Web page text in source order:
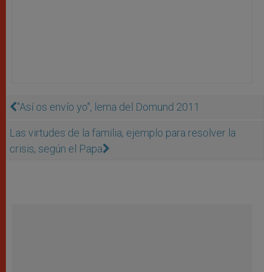
"Así os envío yo", lema del Domund 2011
Las virtudes de la familia, ejemplo para resolver la
crisis, según el Papa